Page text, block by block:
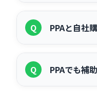
設置し、発
り固定単価
メンテナン
す。一般的
A
約期間が10
②設備の所
Q PPAと自社
A
が大きくな
Q PPAでも補